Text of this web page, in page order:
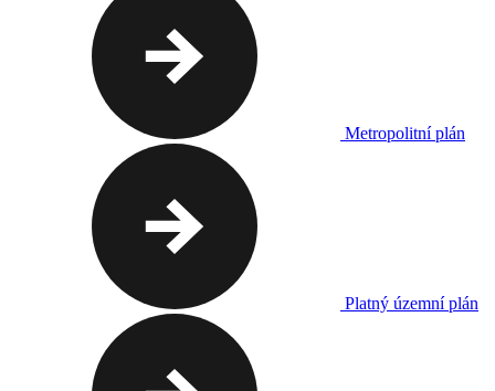
Metropolitní plán
Platný územní plán